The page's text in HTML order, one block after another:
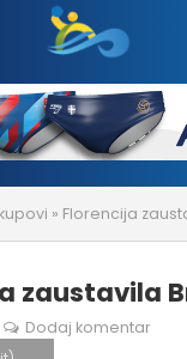
» Florencija
zaustavila
Dodaj komentar